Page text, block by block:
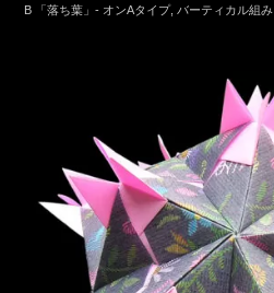
B 「落ち葉」- オンAタイプ, バーティカル組み